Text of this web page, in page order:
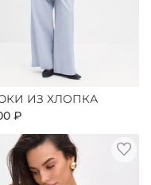
ИЗ ХЛОПКА
₽